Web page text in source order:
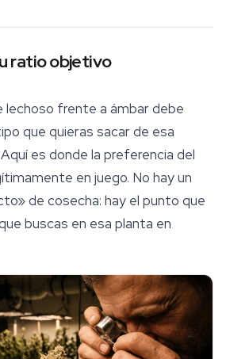
ratio objetivo
lechoso frente a ámbar debe
que quieras sacar de esa
es donde la preferencia del
en juego. No hay un
de cosecha: hay el punto que
buscas en esa planta en